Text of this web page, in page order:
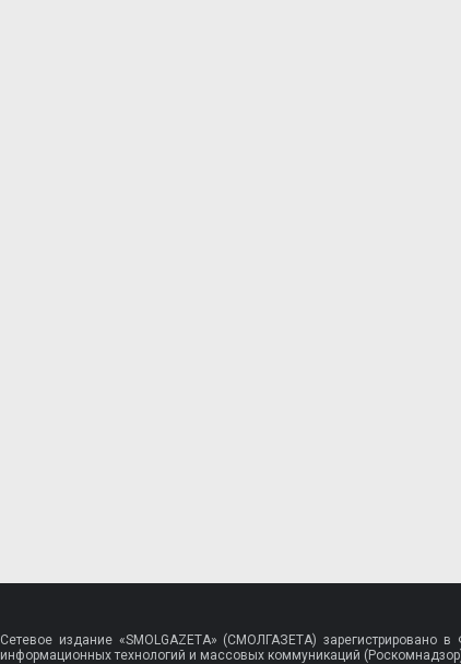
Сетевое издание «SMOLGAZETA» (СМОЛГАЗЕТА) зарегистрировано
информационных технологий и массовых коммуникаций